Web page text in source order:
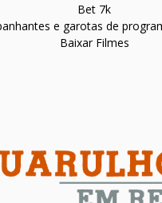
Bet 7k
e garotas de
Baixar Filmes